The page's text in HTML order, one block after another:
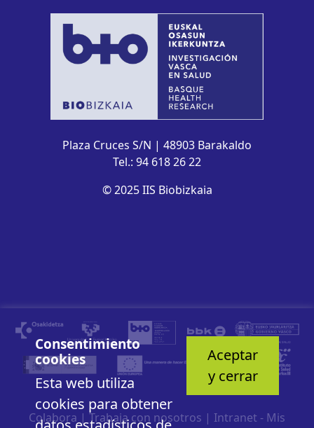
Plaza Cruces S/N | 48903 Barakaldo
Tel.: 94 618 26 22
© 2025 IIS Biobizkaia
Consentimiento
cookies
Esta web utiliza
cookies para obtener
Aceptar
y cerrar
Colabora | Trabaja con nosotros | Intranet - Mis